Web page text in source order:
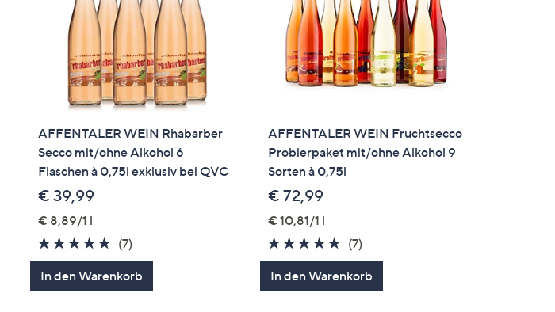
AFFENTALER WEIN Rhabarber
Secco mit/ohne Alkohol 6
Flaschen à 0,75l exklusiv bei QVC
€ 39,99
€ 8,89/1 l
4.9
von
5
(7)
Bewertungen
In den Warenkorb
AFFENTALER WEIN Fruchtsecco
Probierpaket mit/ohne Alkohol 9
Sorten à 0,75l
€ 72,99
€ 10,81/1 l
4.9
von
5
(7)
Bewertungen
In den Warenkorb